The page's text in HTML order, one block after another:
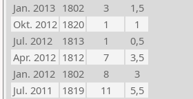
Jan. 2013 1802 3
1,5
Okt. 2012 1820 1
1
Jul. 2012
1813 1
0,5
Apr. 2012 1812 7
3,5
Jan. 2012 1802 8
3
Jul. 2011
1819 11
5,5